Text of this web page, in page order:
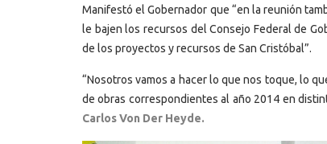
Manifestó el Gobernador que “en la reunión
le bajen los recursos del Consejo Federal de
de los proyectos y recursos de San Cristóbal”.
“Nosotros vamos a hacer lo que nos toque, lo
de obras correspondientes al año 2014 en
Carlos Von Der Heyde.